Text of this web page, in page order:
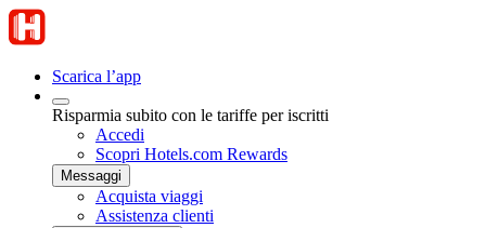
Scarica l’app
Risparmia subito con le tariffe per iscritti
Accedi
Scopri Hotels.com Rewards
Messaggi
Acquista viaggi
Assistenza clienti